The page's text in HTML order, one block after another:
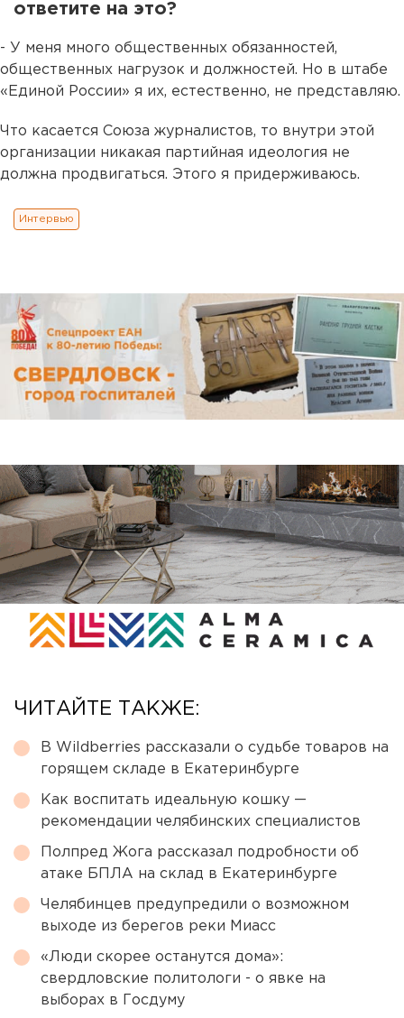
ответите на это?
- У меня много общественных обязанностей,
общественных нагрузок и должностей. Но в штабе
«Единой России» я их, естественно, не представляю.
Что касается Союза журналистов, то внутри этой
организации никакая партийная идеология не
должна продвигаться. Этого я придерживаюсь.
Интервью
ЧИТАЙТЕ ТАКЖЕ:
В Wildberries рассказали о судьбе товаров на
горящем складе в Екатеринбурге
Как воспитать идеальную кошку —
рекомендации челябинских специалистов
Полпред Жога рассказал подробности об
атаке БПЛА на склад в Екатеринбурге
Челябинцев предупредили о возможном
выходе из берегов реки Миасс
«Люди скорее останутся дома»:
свердловские политологи - о явке на
выборах в Госдуму